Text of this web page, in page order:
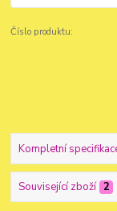
Číslo produktu:
Kompletní
Související zboží 2